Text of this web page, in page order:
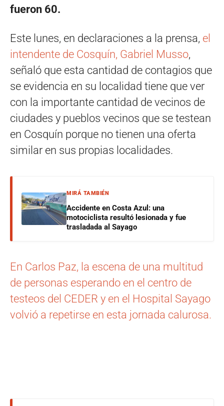
fueron 60.
Este lunes, en declaraciones a la prensa, el
intendente de Cosquín, Gabriel Musso,
señaló que esta cantidad de contagios que
se evidencia en su localidad tiene que ver
con la importante cantidad de vecinos de
ciudades y pueblos vecinos que se testean
en Cosquín porque no tienen una oferta
similar en sus propias localidades.
MIRÁ TAMBIÉN
Accidente en Costa Azul: una
motociclista resultó lesionada y fue
trasladada al Sayago
En Carlos Paz, la escena de una multitud
de personas esperando en el centro de
testeos del CEDER y en el Hospital Sayago
volvió a repetirse en esta jornada calurosa.